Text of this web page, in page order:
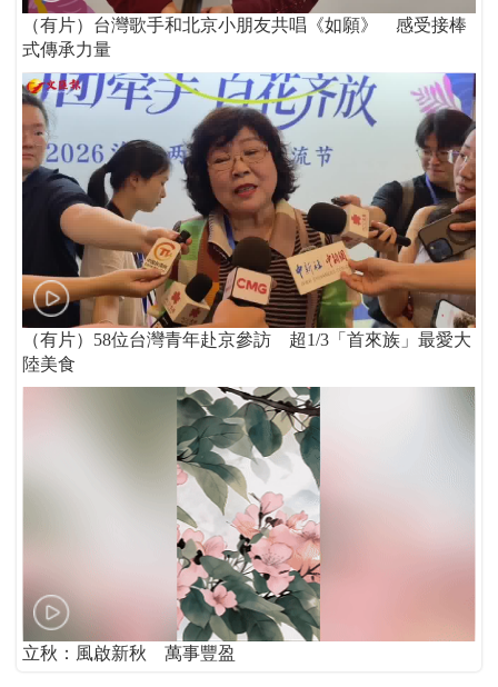
（有片）台灣歌手和北京小朋友共唱《如願》 感受接棒
式傳承力量
（有片）58位台灣青年赴京參訪 超1/3「首來族」最愛大
陸美食
立秋：風啟新秋 萬事豐盈